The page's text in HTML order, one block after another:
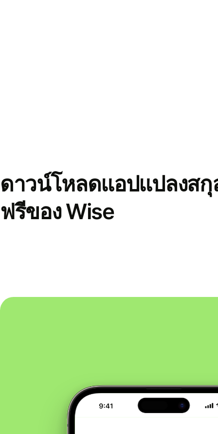
ดาวน์โหลดแอปแปลงสกุ
ฟรีของ Wise